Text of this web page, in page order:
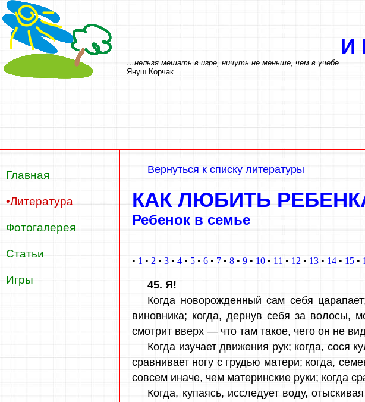
…нельзя мешать в игре, ничуть не меньше, чем в учебе.
Януш Корчак
Главная
•Литература
Фотогалерея
Статьи
Игры
Вернуться к списку литературы
КАК ЛЮБИТЬ
Ребенок в семье
• 1 • 2 • 3 • 4 • 5 • 6 • 7 • 8 • 9 • 10 • 11 • 12 • 13 • 14 • 15 •
45. Я!
Когда новорожденный сам себя
виновника; когда, дернув себя за волосы,
смотрит вверх — что там такое, чего он не
Когда изучает движения рук; когда, сося
сравнивает ногу с грудью матери; когда,
совсем иначе, чем материнские руки; когда
Когда, купаясь, исследует воду,